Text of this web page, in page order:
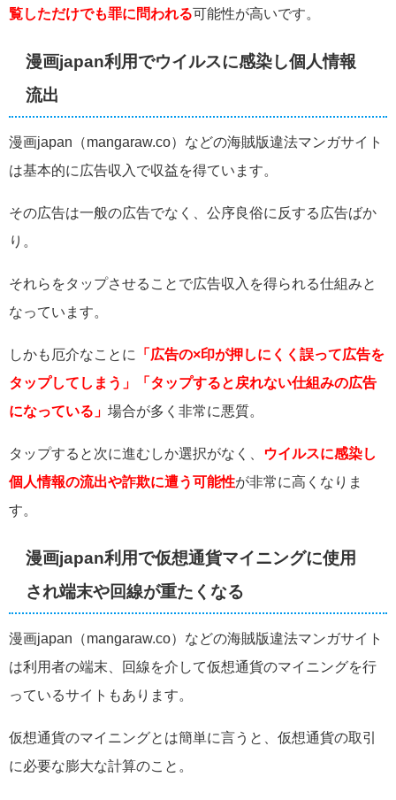
覧しただけでも罪に問われる可能性が高いです。
漫画japan利用でウイルスに感染し個人情報
流出
漫画japan（mangaraw.co）などの海賊版違法マンガサイト
は基本的に広告収入で収益を得ています。
その広告は一般の広告でなく、公序良俗に反する広告ばか
り。
それらをタップさせることで広告収入を得られる仕組みと
なっています。
しかも厄介なことに
「広告の×印が押しにくく誤って広告を
タップしてしまう」「タップすると戻れない仕組みの広告
になっている」 場合が多く非常に悪質。
タップすると次に進むしか選択がなく、
ウイルスに感染し
個人情報の流出や詐欺に遭う可能性が非常に高くなりま
す。
漫画japan利用で仮想通貨マイニングに使用
され端末や回線が重たくなる
漫画japan（mangaraw.co）などの海賊版違法マンガサイト
は利用者の端末、回線を介して仮想通貨のマイニングを行
っているサイトもあります。
仮想通貨のマイニングとは簡単に言うと、仮想通貨の取引
に必要な膨大な計算のこと 。